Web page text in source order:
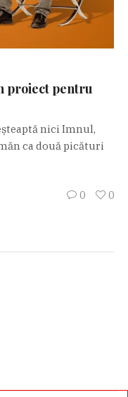
proiect pentru
nici Imnul,
ca două picături
0 0